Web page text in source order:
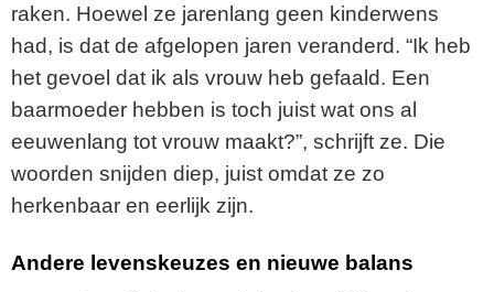
raken. Hoewel ze jarenlang geen kinderwens
had, is dat de afgelopen jaren veranderd. “Ik heb
het gevoel dat ik als vrouw heb gefaald. Een
baarmoeder hebben is toch juist wat ons al
eeuwenlang tot vrouw maakt?”, schrijft ze. Die
woorden snijden diep, juist omdat ze zo
herkenbaar en eerlijk zijn.
Andere levenskeuzes en nieuwe balans